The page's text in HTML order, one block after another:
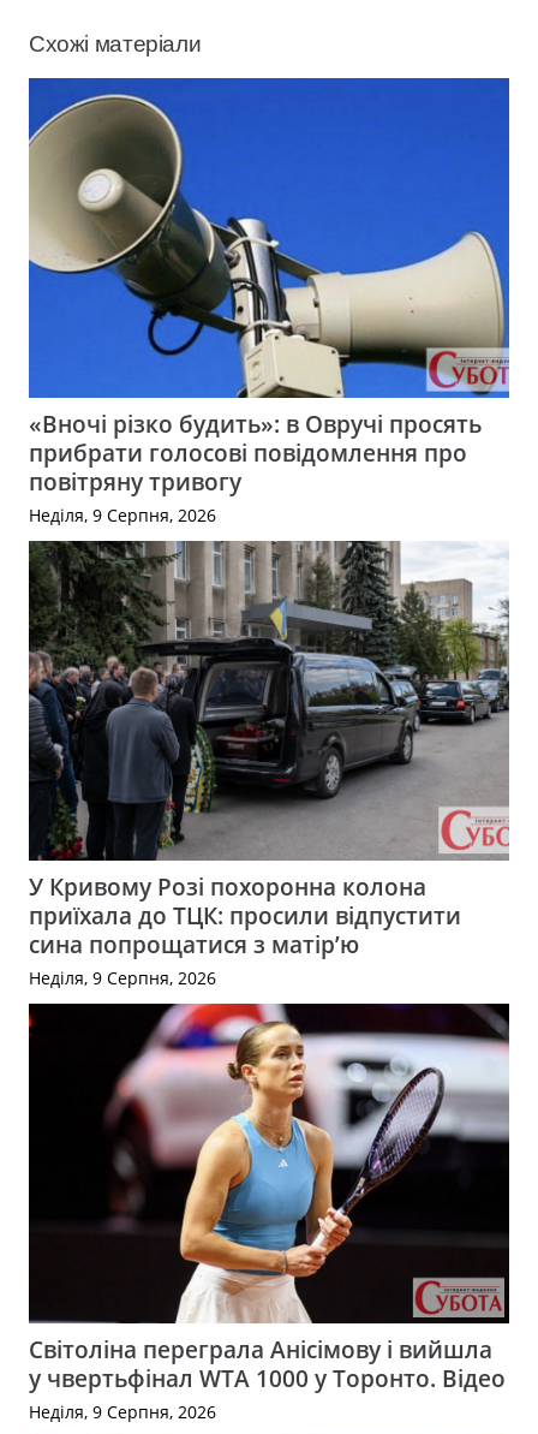
Схожі матеріали
«Вночі різко будить»: в Овручі просять
прибрати голосові повідомлення про
повітряну тривогу
Неділя, 9 Серпня, 2026
У Кривому Розі похоронна колона
приїхала до ТЦК: просили відпустити
сина попрощатися з матір’ю
Неділя, 9 Серпня, 2026
Світоліна переграла Анісімову і вийшла
у чвертьфінал WTA 1000 у Торонто. Відео
Неділя, 9 Серпня, 2026